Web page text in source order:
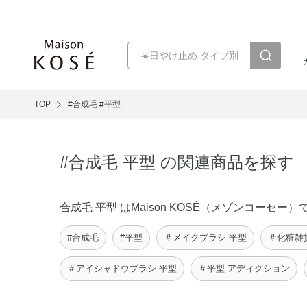
TOP #合成毛 #平型
#合成毛 平型 の関連商品を探す
合成毛 平型 はMaison KOSÉ（メゾンコーセー）
#合成毛 #平型 ＃メイクブラシ 平型 ＃化粧雑
＃アイシャドウブラシ 平型 ＃平型 アディクション